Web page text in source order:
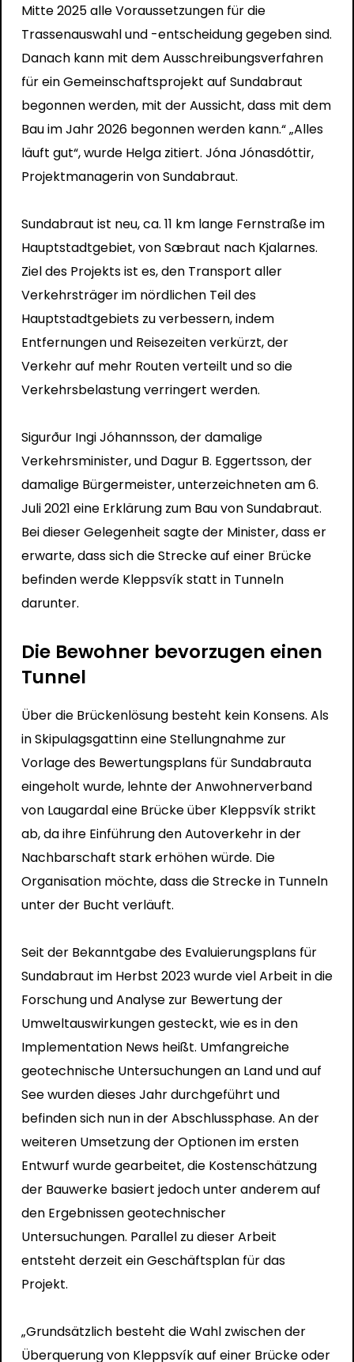
Mitte 2025 alle Voraussetzungen für die
Trassenauswahl und -entscheidung gegeben sind.
Danach kann mit dem Ausschreibungsverfahren
für ein Gemeinschaftsprojekt auf Sundabraut
begonnen werden, mit der Aussicht, dass mit dem
Bau im Jahr 2026 begonnen werden kann.“ „Alles
läuft gut“, wurde Helga zitiert. Jóna Jónasdóttir,
Projektmanagerin von Sundabraut.
Sundabraut ist neu, ca. 11 km lange Fernstraße im
Hauptstadtgebiet, von Sæbraut nach Kjalarnes.
Ziel des Projekts ist es, den Transport aller
Verkehrsträger im nördlichen Teil des
Hauptstadtgebiets zu verbessern, indem
Entfernungen und Reisezeiten verkürzt, der
Verkehr auf mehr Routen verteilt und so die
Verkehrsbelastung verringert werden.
Sigurður Ingi Jóhannsson, der damalige
Verkehrsminister, und Dagur B. Eggertsson, der
damalige Bürgermeister, unterzeichneten am 6.
Juli 2021 eine Erklärung zum Bau von Sundabraut.
Bei dieser Gelegenheit sagte der Minister, dass er
erwarte, dass sich die Strecke auf einer Brücke
befinden werde Kleppsvík statt in Tunneln
darunter.
Die Bewohner bevorzugen einen
Tunnel
Über die Brückenlösung besteht kein Konsens. Als
in Skipulagsgattinn eine Stellungnahme zur
Vorlage des Bewertungsplans für Sundabrauta
eingeholt wurde, lehnte der Anwohnerverband
von Laugardal eine Brücke über Kleppsvík strikt
ab, da ihre Einführung den Autoverkehr in der
Nachbarschaft stark erhöhen würde. Die
Organisation möchte, dass die Strecke in Tunneln
unter der Bucht verläuft.
Seit der Bekanntgabe des Evaluierungsplans für
Sundabraut im Herbst 2023 wurde viel Arbeit in die
Forschung und Analyse zur Bewertung der
Umweltauswirkungen gesteckt, wie es in den
Implementation News heißt. Umfangreiche
geotechnische Untersuchungen an Land und auf
See wurden dieses Jahr durchgeführt und
befinden sich nun in der Abschlussphase. An der
weiteren Umsetzung der Optionen im ersten
Entwurf wurde gearbeitet, die Kostenschätzung
der Bauwerke basiert jedoch unter anderem auf
den Ergebnissen geotechnischer
Untersuchungen. Parallel zu dieser Arbeit
entsteht derzeit ein Geschäftsplan für das
Projekt.
„Grundsätzlich besteht die Wahl zwischen der
Überquerung von Kleppsvík auf einer Brücke oder